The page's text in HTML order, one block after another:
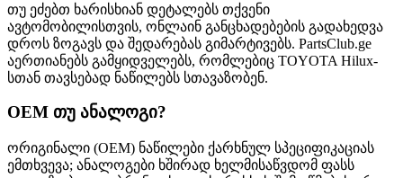
თუ ეძებთ ხარისხიან დეტალებს თქვენი
ავტომობილისთვის, ონლაინ განცხადებების გადახედვა
დროს ზოგავს და შედარებას გიმარტივებს. PartsClub.ge
აერთიანებს გამყიდველებს, რომლებიც TOYOTA Hilux-
სთან თავსებად ნაწილებს სთავაზობენ.
OEM თუ ანალოგი?
ორიგინალი (OEM) ნაწილები ქარხნულ სპეციფიკაციას
ემთხვევა; ანალოგები ხშირად ხელმისაწვდომ ფასს